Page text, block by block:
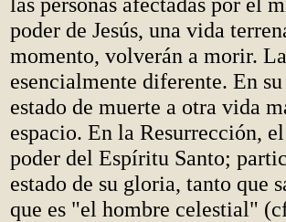
poder de Jesús, una vida
momento, volverán a morir.
esencialmente diferente. En
estado de muerte a otra vida
espacio. En la Resurrección,
poder del Espíritu Santo;
estado de su gloria, tanto que
que es "el hombre celestial"